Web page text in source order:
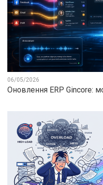
06/05/2026
Оновлення ERP Gincore: